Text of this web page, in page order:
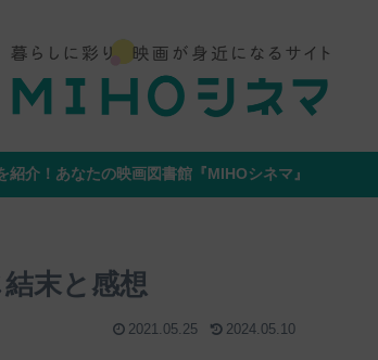
紹介！あなたの映画図書館『MIHOシネマ』
末と感想
2021.05.25 2024.05.10